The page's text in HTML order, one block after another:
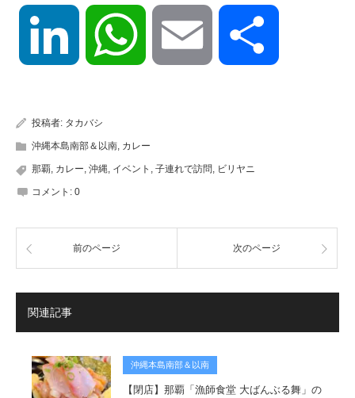
LinkedIn WhatsApp Email
投稿者: タカバシ
沖縄本島南部＆以南 カレー
那覇 カレー 沖縄 イベント 子連れで訪問 ビリヤニ
コメント: 0
前のページ 次のページ
関連記事
沖縄本島南部＆以南
【閉店】那覇「漁師食堂 大ばんぶる舞」の